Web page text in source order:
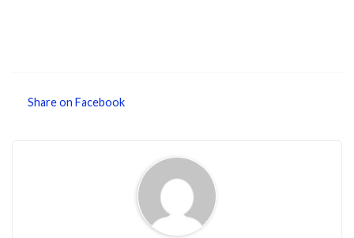
Share on Facebook